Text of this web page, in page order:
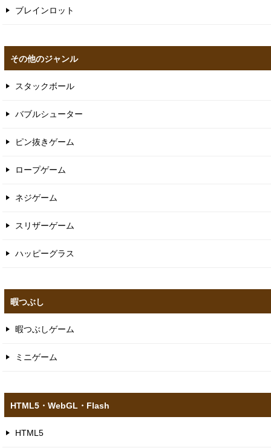
ブレインロット
その他のジャンル
スタックボール
バブルシューター
ピン抜きゲーム
ロープゲーム
ネジゲーム
スリザーゲーム
ハッピーグラス
暇つぶし
暇つぶしゲーム
ミニゲーム
HTML5​・WebGL​・Flash
HTML5